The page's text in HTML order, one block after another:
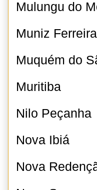
Mulungu do
Muniz Ferreira
Muquém do
Muritiba
Nilo Peçanha
Nova Ibiá
Nova